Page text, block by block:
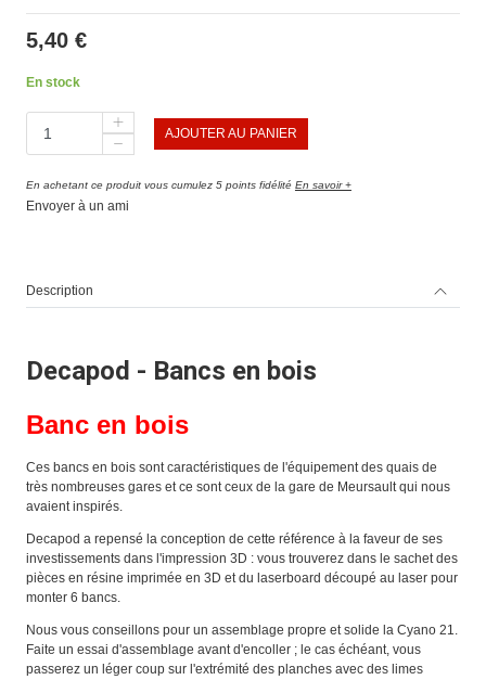
5,40 €
En stock
AJOUTER AU PANIER
En achetant ce produit vous cumulez 5 points fidélité En savoir +
Envoyer à un ami
Description
Decapod - Bancs en bois
Banc en bois
Ces bancs en bois sont caractéristiques de l'équipement des quais de
très nombreuses gares et ce sont ceux de la gare de Meursault qui nous
avaient inspirés.
Decapod a repensé la conception de cette référence à la faveur de ses
investissements dans l'impression 3D : vous trouverez dans le sachet des
pièces en résine imprimée en 3D et du laserboard découpé au laser pour
monter 6 bancs.
Nous vous conseillons pour un assemblage propre et solide la Cyano 21.
Faite un essai d'assemblage avant d'encoller ; le cas échéant, vous
passerez un léger coup sur l'extrémité des planches avec des limes